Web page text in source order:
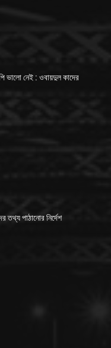
ভালো নেই : ওবায়দুল কাদের
তথ্য পাঠানোর নির্দেশ